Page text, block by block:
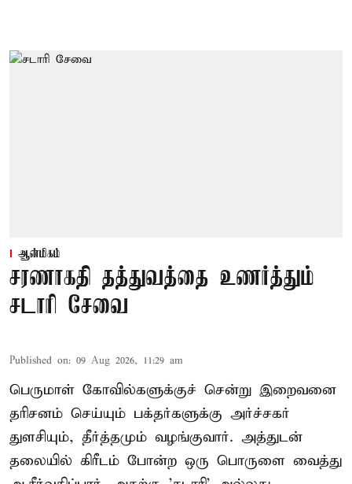
ஆன்மிகம்
சரணாகதி தத்துவத்தை உணர்த்தும்
சடாரி சேவை
Published on: 09 Aug 2026, 11:29 am
பெருமாள் கோவில்களுக்குச் சென்று இறைவனை
தரிசனம் செய்யும் பக்தர்களுக்கு அர்ச்சகர்
துளசியும், தீர்த்தமும் வழங்குவார். அத்துடன்
தலையில் கிரீடம் போன்ற ஒரு பொருளை வைத்து